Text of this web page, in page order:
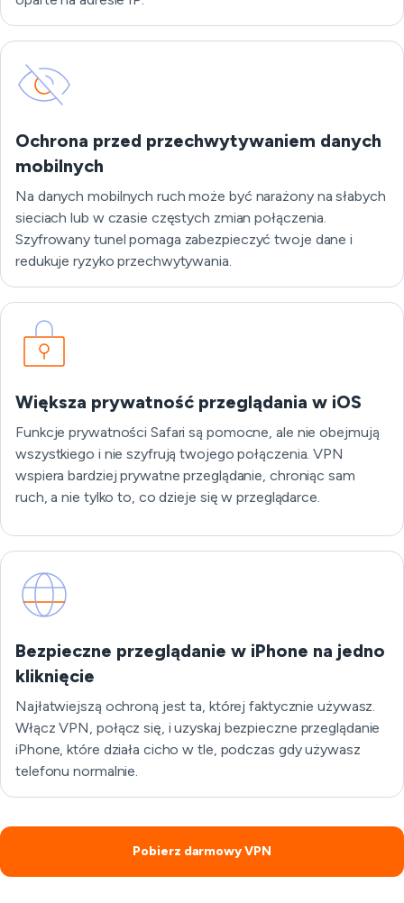
Ochrona przed przechwytywaniem danych
mobilnych
Na danych mobilnych ruch może być narażony na słabych
sieciach lub w czasie częstych zmian połączenia.
Szyfrowany tunel pomaga zabezpieczyć twoje dane i
redukuje ryzyko przechwytywania.
Większa prywatność przeglądania w iOS
Funkcje prywatności Safari są pomocne, ale nie obejmują
wszystkiego i nie szyfrują twojego połączenia. VPN
wspiera bardziej prywatne przeglądanie, chroniąc sam
ruch, a nie tylko to, co dzieje się w przeglądarce.
Bezpieczne przeglądanie w iPhone na jedno
kliknięcie
Najłatwiejszą ochroną jest ta, której faktycznie używasz.
Włącz VPN, połącz się, i uzyskaj bezpieczne przeglądanie
iPhone, które działa cicho w tle, podczas gdy używasz
telefonu normalnie.
Pobierz darmowy VPN